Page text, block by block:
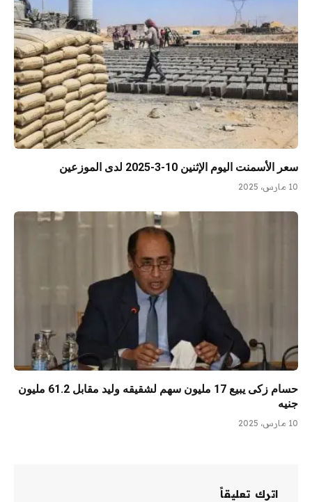
سعر الأسمنت اليوم الإثنين 10-3-2025 لدى الموزعين
10 مارس، 2025
حسام زكى يبيع 17 مليون سهم لشقيقه وليد مقابل 61.2 مليون
جنيه
10 مارس، 2025
اترك تعليقاً